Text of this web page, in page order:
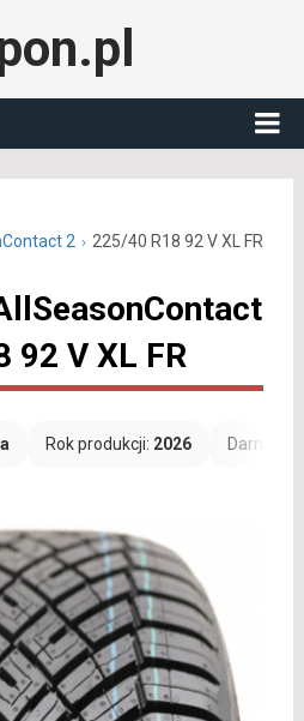
2 225/40 R18 92 V XL FR
92 V XL FR
Rok produkcji: 2026